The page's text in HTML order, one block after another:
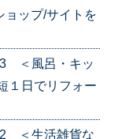
ップ/サイトを
＜風呂・キッ
１日でリフォー
＜生活雑貨な